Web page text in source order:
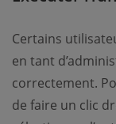
Certains
en tant
correctement.
de faire un clic